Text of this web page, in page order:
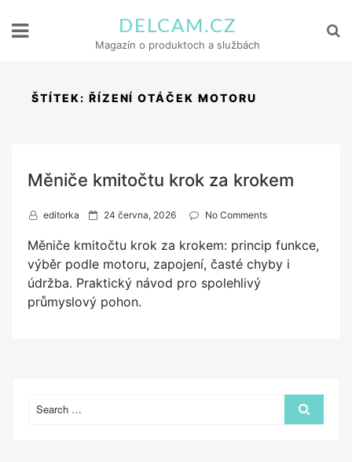
DELCAM.CZ
Magazín o produktoch a službách
ŠTÍTEK: ŘÍZENÍ OTÁČEK MOTORU
Měniče kmitočtu krok za krokem
editorka
P
s
t
e
d
24 června, 2026 No Comments
Měniče kmitočtu krok za krokem: princip funkce,
výběr podle motoru, zapojení, časté chyby i
údržba. Praktický návod pro spolehlivý
průmyslový pohon.
for:
Search